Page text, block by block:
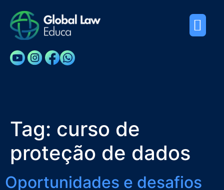
Tag: curso de
proteção de dados
Oportunidades e desafios